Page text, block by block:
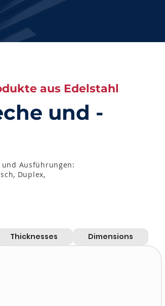
aus Edelstahl
und -
Ausführungen:
Duplex,
Thicknesses Dimensions